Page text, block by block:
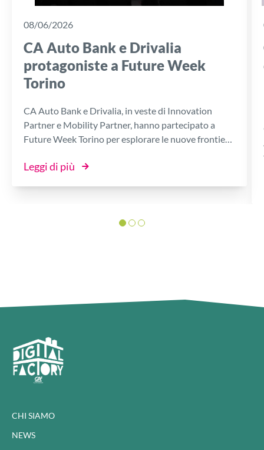
08/06/2026
CA Auto Bank e Drivalia
protagoniste a Future Week
Torino
CA Auto Bank e Drivalia, in veste di Innovation
Partner e Mobility Partner, hanno partecipato a
Future Week Torino per esplorare le nuove frontiere
presenza del Gruppo c'è il lavoro della Digital
aziendale in linea con gli obiettivi del Piano ESG.
Leggi di più
CHI SIAMO
NEWS